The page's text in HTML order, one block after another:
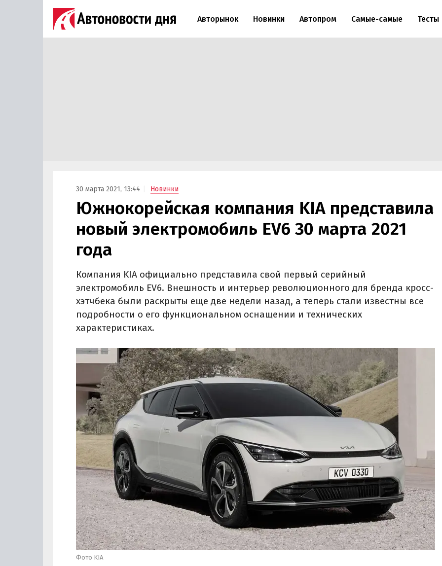
Авторынок Новинки Автопром Самые-самые Тесты
30 марта 2021, 13:44 Новинки
Южнокорейская компания KIA представила
новый электромобиль EV6 30 марта 2021
года
Компания KIA официально представила свой первый серийный
электромобиль EV6. Внешность и интерьер революционного для бренда кросс-
хэтчбека были раскрыты еще две недели назад, а теперь стали известны все
подробности о его функциональном оснащении и технических
характеристиках.
Фото KIA